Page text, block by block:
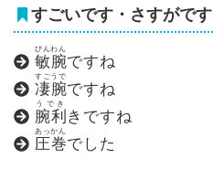
すごいです・さすがです
敏腕
びんわん
ですね
凄腕
すごうで
ですね
腕利
うでき
きですね
圧巻
あっかん
でした